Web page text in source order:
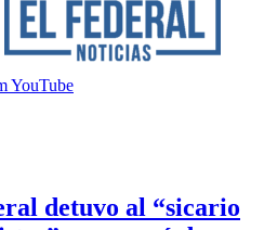
YouTube
detuvo al “sicario